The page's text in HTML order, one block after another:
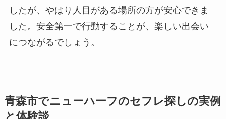
したが、やはり人目がある場所の方が安心できま
した。安全第一で行動することが、楽しい出会い
につながるでしょう。
青森市でニューハーフのセフレ探しの実例
と体験談